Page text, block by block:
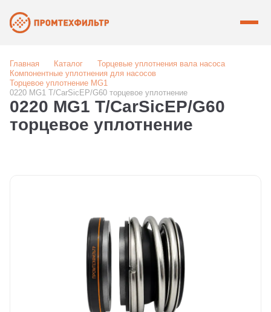
Главная Каталог
Торцевые уплотнения вала насоса
Компонентные уплотнения для насосов
Торцевое уплотнение MG1
0220 MG1 T/CarSicEP/G60 торцевое уплотнение
0220 MG1 T/CarSicEP/G60
торцевое уплотнение